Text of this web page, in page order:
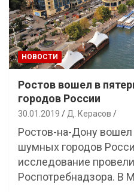
НОВОСТИ
Ростов вошел в
городов России
30.01.2019 Д. Керасов
Ростов-на-Дону
шумных городов
исследование
Роспотребнадзора. В